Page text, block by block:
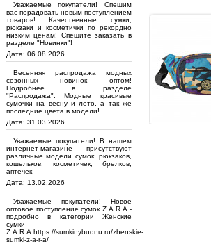
Уважаемые покупатели! Спешим
вас порадовать новым поступлением
товаров! Качественные сумки,
рюкзаки и косметички по рекордно
низким ценам! Спешите заказать в
разделе "Новинки"!
Дата: 06.08.2026
Весенняя распродажа модных
сезонных новинок оптом!
Подробнее в разделе
"Распродажа". Модные красивые
сумочки на весну и лето, а так же
последние цвета в модели!
Дата: 31.03.2026
Уважаемые покупатели! В нашем
интернет-магазине присутствуют
различные модели сумок, рюкзаков,
кошельков, косметичек, брелков,
аптечек.
Дата: 13.02.2026
Уважаемые покупатели! Новое
оптовое поступление сумок Z.A.R.A -
подробно в категории Женские
сумки
Z.A.R.A https://sumkinybudnu.ru/zhenskie-
sumki-z-a-r-a/